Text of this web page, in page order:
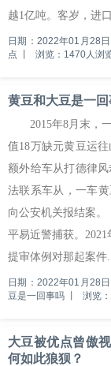
越1亿吨。客岁，进
日期：2022年01月28日
点
浏览：1470人浏
黄豆和大豆是一
2015年8月末，一
值18万缺元黄豆运
额外给车从打德律
法联系车从，一车
向公安机关报结案
平易近警捕获。
提审体例对那起案件
日期：2022年01月28日
豆是一回事吗
浏览
大豆被优点曾傲
何如此狼狈？